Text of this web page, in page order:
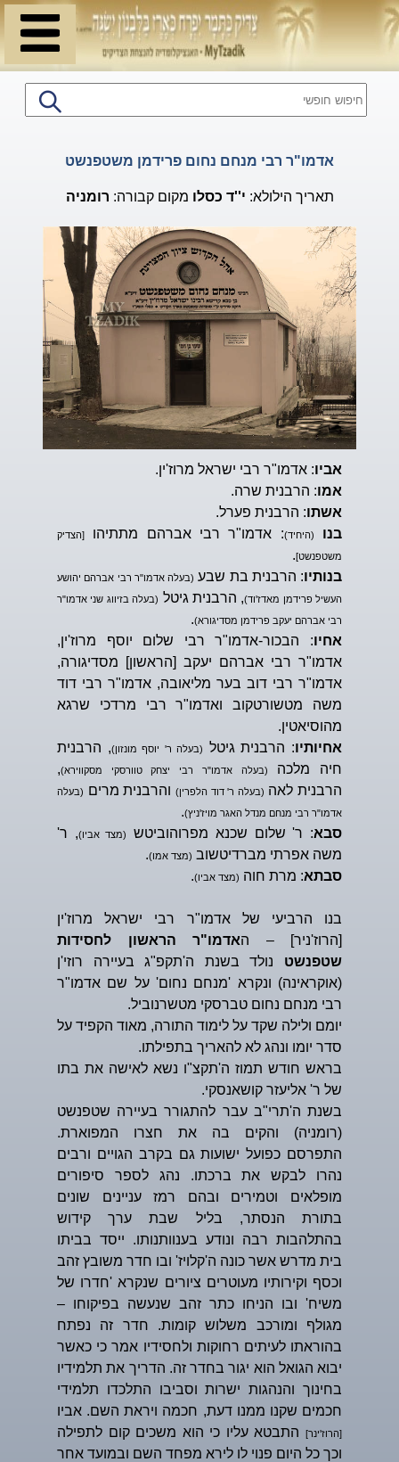
אדמו"ר רבי מנחם נחום פרידמן משטפנשט
תאריך הילולא: י''ד כסלו מקום קבורה: רומניה
אביו: אדמו"ר רבי ישראל מרוז'ין.
אמו: הרבנית שרה.
אשתו: הרבנית פערל.
בנו
(היחיד): אדמו"ר רבי אברהם מתתיהו
[הצדיק
משטפנשט].
בנותיו: הרבנית בת שבע (בעלה אדמו"ר רבי אברהם יהושע
העשיל פרידמן מאדז'וד), הרבנית גיטל (בעלה בזיווג שני אדמו"ר
רבי אברהם יעקב פרידמן מסדיגורא).
אחיו: הבכור-אדמו"ר רבי שלום יוסף מרוז'ין,
אדמו"ר רבי אברהם יעקב [הראשון] מסדיגורה,
אדמו"ר רבי דוב בער מליאובה, אדמו"ר רבי דוד
משה מטשורטקוב ואדמו"ר רבי מרדכי שרגא
מהוסיאטין.
אחיותיו: הרבנית גיטל (בעלה ר' יוסף מונזון), הרבנית
חיה מלכה
(בעלה אדמו"ר רבי יצחק טוורסקי מסקווירא),
הרבנית לאה (בעלה ר' דוד הלפרין) והרבנית מרים (בעלה
אדמו"ר רבי מנחם מנדל האגר מויז'ניץ).
סבא: ר' שלום שכנא מפרוהוביטש (מצד אביו), ר'
משה אפרתי מברדיטשוב (מצד אמו).
סבתא: מרת חוה (מצד אביו).
בנו הרביעי של אדמו"ר רבי ישראל מרוז'ין
[הרוז'ניר] – האדמו"ר הראשון לחסידות
שטפנשט נולד בשנת ה'תקפ"ג בעיירה רוזי'ן
(אוקראינה) ונקרא 'מנחם נחום' על שם אדמו"ר
רבי מנחם נחום טברסקי מטשרנוביל.
יומם ולילה שקד על לימוד התורה, מאוד הקפיד על
סדר יומו ונהג לא להאריך בתפילתו.
בראש חודש תמוז ה'תקצ"ו נשא לאישה את בתו
של ר' אליעזר קושאנסקי.
בשנת ה'תרי"ב עבר להתגורר בעיירה שטפנשט
(רומניה) והקים בה את חצרו המפוארת.
התפרסם כפועל ישועות גם בקרב הגויים ורבים
נהרו לבקש את ברכתו. נהג לספר סיפורים
מופלאים וטמירים ובהם רמז עניינים שונים
בתורת הנסתר, בליל שבת ערך קידוש
בהתלהבות רבה ונודע בענוותנותו. ייסד בביתו
בית מדרש אשר כונה ה'קלויז' ובו חדר משובץ זהב
וכסף וקירותיו מעוטרים ציורים שנקרא 'חדרו של
משיח' ובו הניחו כתר זהב שנעשה בפיקוחו –
מגולף ומורכב משלוש קומות. חדר זה נפתח
בהוראתו לעיתים רחוקות ולחסידיו אמר כי כאשר
יבוא הגואל הוא יגור בחדר זה. הדריך את תלמידיו
בחינוך והנהגות ישרות וסביבו התלכדו תלמידי
חכמים שקנו ממנו דעת, חכמה ויראת השם. אביו
[הרוז'ינר]
התבטא עליו כי הוא משכים קום לתפילה
וכך כל היום פנוי לו לירא מפחד השם ובמועד אחר